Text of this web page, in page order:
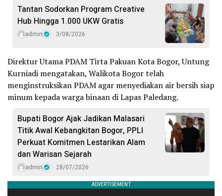
Tantan Sodorkan Program Creative
Hub Hingga 1.000 UKW Gratis
admin 3/08/2026
Direktur Utama PDAM Tirta Pakuan Kota Bogor, Untung
Kurniadi mengatakan, Walikota Bogor telah
menginstruksikan PDAM agar menyediakan air bersih siap
minum kepada warga binaan di Lapas Paledang.
Bupati Bogor Ajak Jadikan Malasari
Titik Awal Kebangkitan Bogor, PPLI
Perkuat Komitmen Lestarikan Alam
dan Warisan Sejarah
admin 28/07/2026